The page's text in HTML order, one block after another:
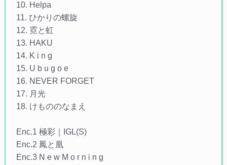
10. Helpa
11. ひかりの螺旋
12. 霓と虹
13. HAKU
14. K i n g
15. U b u g o e
16. NEVER FORGET
17. 月光
18. けもののなまえ
Enc.1 極彩｜IGL(S)
Enc.2 鳳と凰
Enc.3 N e w M o r n i n g